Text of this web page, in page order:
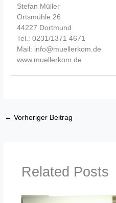
Stefan Müller
Ortsmühle 26
44227 Dortmund
Tel.: 0231/1371 4671
Mail: info@muellerkom.de
www.muellerkom.de
← Vorheriger Beitrag
Related Posts